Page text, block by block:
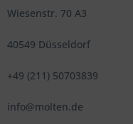
Wiesenstr. 70 A3
40549 Düsseldorf
+49 (211) 50703839
info@molten.de